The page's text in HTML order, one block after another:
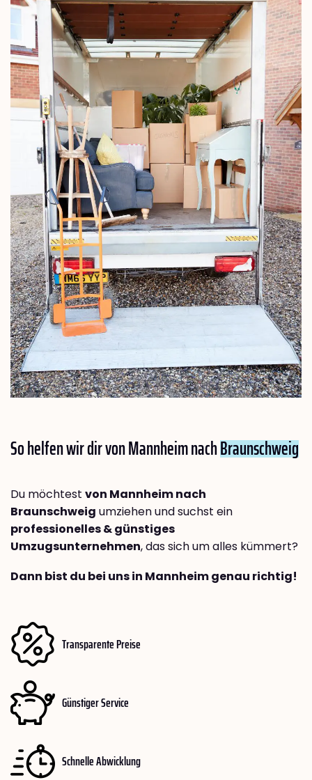
So helfen wir dir von Mannheim nachBraunschweig
Du möchtest von Mannheim nach
Braunschweig umziehen und suchst ein
professionelles & günstiges
Umzugsunternehmen, das sich um alles kümmert?
Dann bist du bei uns in Mannheim genau richtig!
Transparente Preise
Günstiger Service
Schnelle Abwicklung